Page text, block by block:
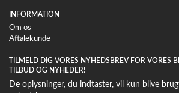
INFORMATION
Om os
Aftalekunde
TILMELD DIG VORES NYHEDSBREV FOR VORES
TILBUD OG NYHEDER!
De oplysninger, du indtaster, vil kun blive